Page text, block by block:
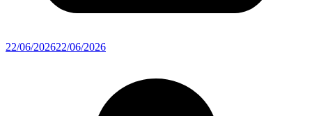
22/06/202622/06/2026